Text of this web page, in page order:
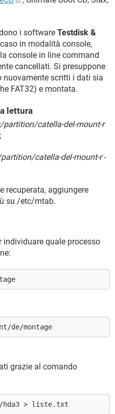
i software Testdisk &
in modalità console,
console in line command
cancellati. Si presuppone
nuovamente scritti i dati sia
FAT32) e montata.
lettura
catella-del-mount-r
catella-del-mount-r-
recuperata, aggiungere
su /etc/mtab.
individuare quale processo
de/montage
grazie al comando
hda3 > liste.txt